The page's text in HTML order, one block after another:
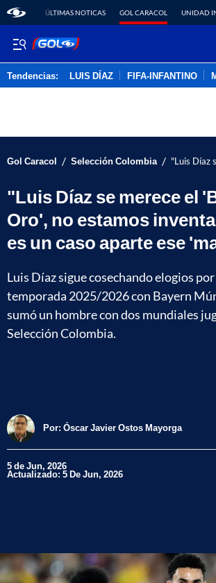
ÚLTIMAS NOTICAS GOL CARACOL UNIDAD
Tendencias: LUIS DÍAZ FIFA-INFANTINO
Gol Caracol / Selección Colombia / "Luis Díaz
"Luis Díaz se merece el
Oro', no estamos
es un caso aparte ese
Luis Díaz sigue cosechando elogios
temporada 2025/2026 con Bayern
sumó un hombre con dos mundiales
Selección Colombia.
Por: Óscar Javier Ostos Mayorga
5 de Jun, 2026
Actualizado: 5 De Jun, 2026